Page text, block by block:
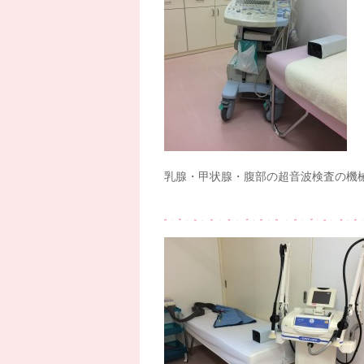
乳腺・甲状腺・腹部の超音波検査の機